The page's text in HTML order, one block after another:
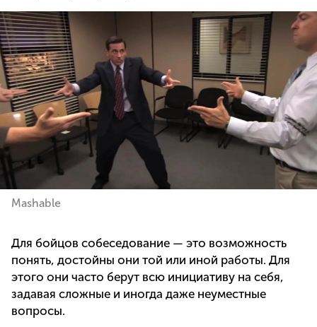
Mashable
Для бойцов собеседование — это возможность
понять, достойны они той или иной работы. Для
этого они часто берут всю инициативу на себя,
задавая сложные и иногда даже неуместные
вопросы.